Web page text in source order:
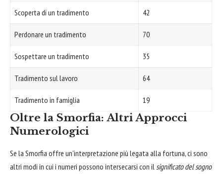
Scoperta di un tradimento 42
Perdonare un tradimento 70
Sospettare un tradimento 35
Tradimento sul lavoro 64
Tradimento in famiglia 19
Oltre la Smorfia: Altri Approcci
Numerologici
Se la Smorfia offre un'interpretazione più legata alla fortuna, ci sono
altri modi in cui i numeri possono intersecarsi con il significato del sogno